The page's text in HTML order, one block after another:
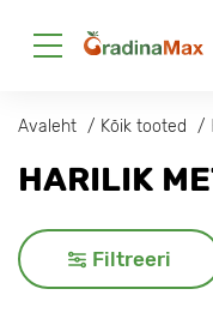
Avaleht Kõik tooted
HARILIK
Filtreeri